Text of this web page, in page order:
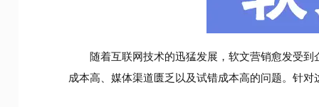
随着互联网技术的迅猛发展，软文营销愈发受
成本高、媒体渠道匮乏以及试错成本高的问题。针